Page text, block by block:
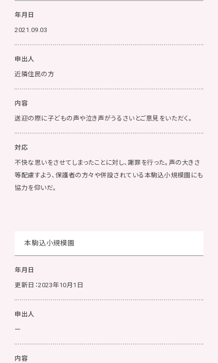
年月日
2021.09.03
申出人
近隣住民の方
内容
送迎の際に子どもの声や泣き声がうるさいとご意見をいただく。
対応
不快な思いをさせてしまったことに対し、謝罪を行った。声の大きさ
等配慮すよう、保護者の方々や併設されている本駒込小規模園にも
協力を仰いだ。
本駒込小規模園
年月日
更新日：2023年10月1日
申出人
ー
内容